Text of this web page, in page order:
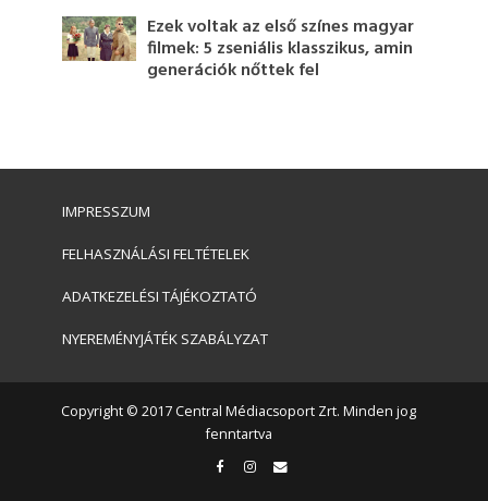
Ezek voltak az első színes magyar
filmek: 5 zseniális klasszikus, amin
generációk nőttek fel
IMPRESSZUM
FELHASZNÁLÁSI FELTÉTELEK
ADATKEZELÉSI TÁJÉKOZTATÓ
NYEREMÉNYJÁTÉK SZABÁLYZAT
Copyright © 2017 Central Médiacsoport Zrt. Minden jog
fenntartva